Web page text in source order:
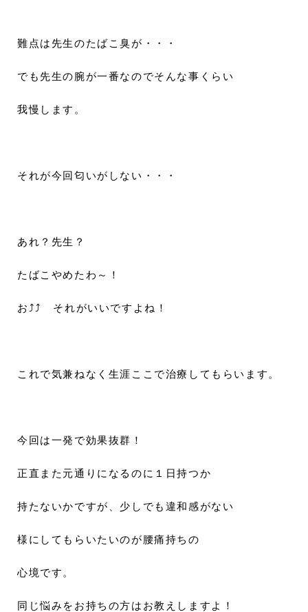
難点は先生のたばこ臭が・・・
でも先生の腕が一番なのでそんな事くらい
我慢します。
それが今回匂いがしない・・・
あれ？先生？
たばこやめたわ～！
お⤴⤴ それがいいですよね！
これで気兼ねなく生涯ここで治療してもらいます。
今回は一発で効果抜群！
正直また元通りになるのに１日持つか
持たないかですが、少しでも違和感がない
様にしてもらいたいのが腰痛持ちの
心境です。
同じ悩みをお持ちの方はお教えしますよ！